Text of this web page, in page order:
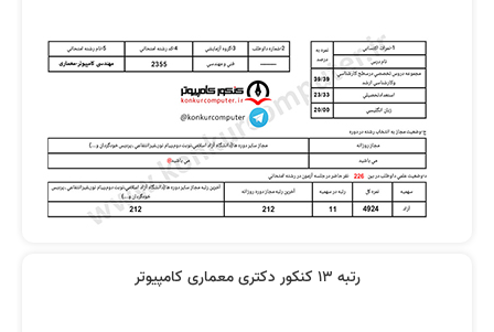
رتبه 13 کنکور دکتری معماری کامپیوتر